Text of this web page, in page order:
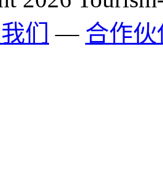
们 — 合作伙